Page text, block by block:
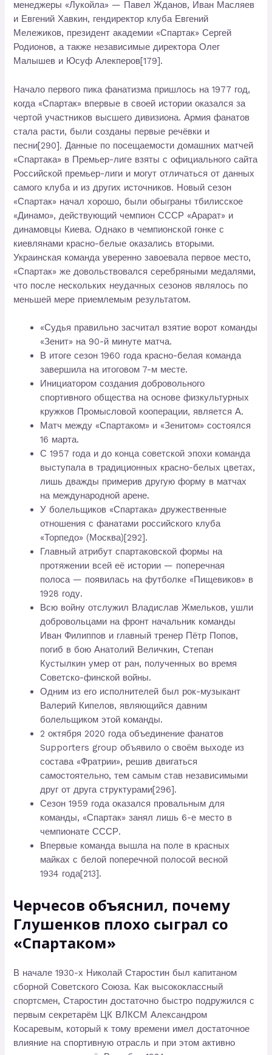
менеджеры «Лукойла» — Павел Жданов, Иван Масляев
и Евгений Хавкин, гендиректор клуба Евгений
Мележиков, президент академии «Спартак» Сергей
Родионов, а также независимые директора Олег
Малышев и Юсуф Алекперов[179].
Начало первого пика фанатизма пришлось на 1977 год,
когда «Спартак» впервые в своей истории оказался за
чертой участников высшего дивизиона. Армия фанатов
стала расти, были созданы первые речёвки и
песни[290]. Данные по посещаемости домашних матчей
«Спартака» в Премьер-лиге взяты с официального сайта
Российской премьер-лиги и могут отличаться от данных
самого клуба и из других источников. Новый сезон
«Спартак» начал хорошо, были обыграны тбилисское
«Динамо», действующий чемпион СССР «Арарат» и
динамовцы Киева. Однако в чемпионской гонке с
киевлянами красно-белые оказались вторыми.
Украинская команда уверенно завоевала первое место,
«Спартак» же довольствовался серебряными медалями,
что после нескольких неудачных сезонов являлось по
меньшей мере приемлемым результатом.
«Судья правильно засчитал взятие ворот команды
«Зенит» на 90-й минуте матча.
В итоге сезон 1960 года красно-белая команда
завершила на итоговом 7-м месте.
Инициатором создания добровольного
спортивного общества на основе физкультурных
кружков Промысловой кооперации, является А.
Матч между «Спартаком» и «Зенитом» состоялся
16 марта.
С 1957 года и до конца советской эпохи команда
выступала в традиционных красно-белых цветах,
лишь дважды примерив другую форму в матчах
на международной арене.
У болельщиков «Спартака» дружественные
отношения с фанатами российского клуба
«Торпедо» (Москва)[292].
Главный атрибут спартаковской формы на
протяжении всей её истории — поперечная
полоса — появилась на футболке «Пищевиков» в
1928 году.
Всю войну отслужил Владислав Жмельков, ушли
добровольцами на фронт начальник команды
Иван Филиппов и главный тренер Пётр Попов,
погиб в бою Анатолий Величкин, Степан
Кустылкин умер от ран, полученных во время
Советско-финской войны.
Одним из его исполнителей был рок-музыкант
Валерий Кипелов, являющийся давним
болельщиком этой команды.
2 октября 2020 года объединение фанатов
Supporters group объявило о своём выходе из
состава «Фратрии», решив двигаться
самостоятельно, тем самым став независимыми
друг от друга структурами[296].
Сезон 1959 года оказался провальным для
команды, «Спартак» занял лишь 6-е место в
чемпионате СССР.
Впервые команда вышла на поле в красных
майках с белой поперечной полосой весной
1934 года[213].
Черчесов объяснил, почему
Глушенков плохо сыграл со
«Спартаком»
В начале 1930-х Николай Старостин был капитаном
сборной Советского Союза. Как высококлассный
спортсмен, Старостин достаточно быстро подружился с
первым секретарём ЦК ВЛКСМ Александром
Косаревым, который к тому времени имел достаточное
влияние на спортивную отрасль и при этом активно